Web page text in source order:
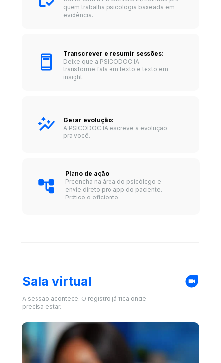
quem trabalha psicologia baseada em
evidência.
Transcrever e resumir sessões:
Deixe que a PSICODOC.IA
transforme fala em texto e texto em
insight.
Gerar evolução:
A PSICODOC.IA escreve a evolução
pra você.
Plano de ação:
Preencha na área do psicólogo e
envie direto pro app do paciente.
Prático e eficiente.
Sala virtual
A sessão acontece. O registro já fica onde
precisa estar.